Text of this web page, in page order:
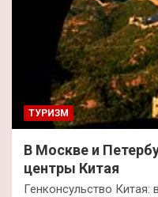
ТУРИЗМ
В Москве и
центры Китая
Генконсульство Китая: